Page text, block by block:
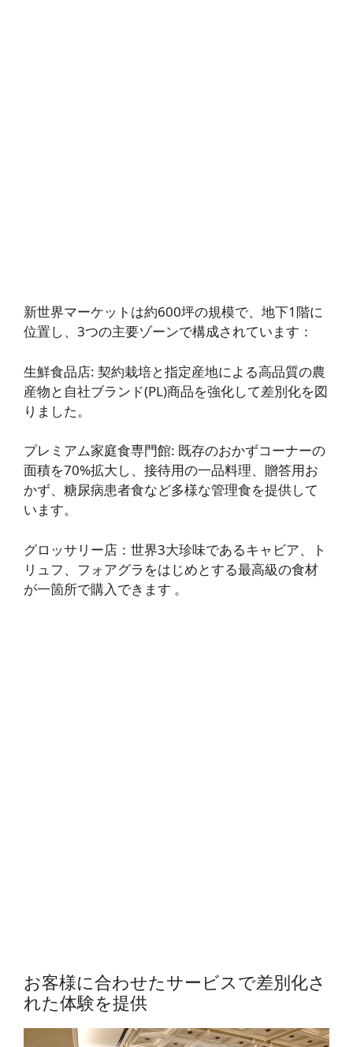
新世界マーケットは約600坪の規模で、地下1階に
位置し、3つの主要ゾーンで構成されています：
生鮮食品店: 契約栽培と指定産地による高品質の農
産物と自社ブランド(PL)商品を強化して差別化を図
りました。
プレミアム家庭食専門館: 既存のおかずコーナーの
面積を70%拡大し、接待用の一品料理、贈答用お
かず、糖尿病患者食など多様な管理食を提供して
います。
グロッサリー店 ：世界3大珍味であるキャビア、ト
リュフ、フォアグラをはじめとする最高級の食材
が一箇所で購入できます 。
お客様に合わせたサービスで差別化さ
れた体験を提供